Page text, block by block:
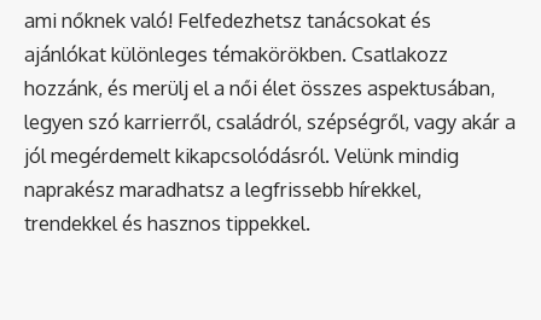
ami nőknek való! Felfedezhetsz tanácsokat és
ajánlókat különleges témakörökben. Csatlakozz
hozzánk, és merülj el a női élet összes aspektusában,
legyen szó karrierről, családról, szépségről, vagy akár a
jól megérdemelt kikapcsolódásról. Velünk mindig
naprakész maradhatsz a legfrissebb hírekkel,
trendekkel és hasznos tippekkel.